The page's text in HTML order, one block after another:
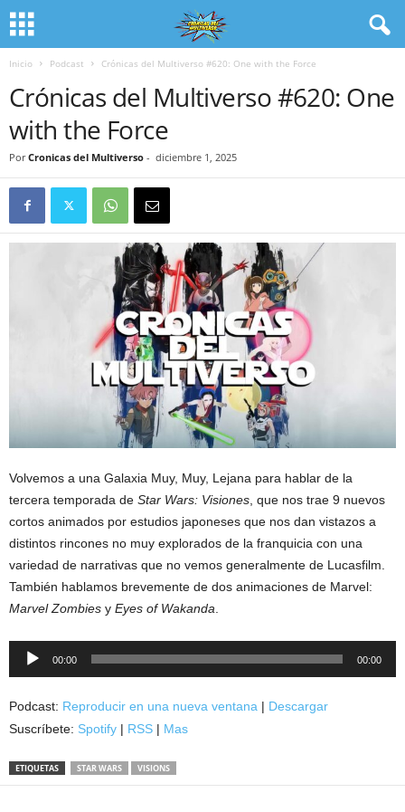
Inicio Podcast Crónicas del Multiverso #620: One with the Force
Crónicas del Multiverso #620: One
with the Force
Por Cronicas del Multiverso - diciembre 1, 2025
Volvemos a una Galaxia Muy, Muy, Lejana para hablar de la
tercera temporada de Star Wars: Visiones , que nos trae 9 nuevos
cortos animados por estudios japoneses que nos dan vistazos a
distintos rincones no muy explorados de la franquicia con una
variedad de narrativas que no vemos generalmente de Lucasfilm.
También hablamos brevemente de dos animaciones de Marvel:
Marvel Zombies y Eyes of Wakanda
Reproductor
00:00 00:00
Podcast: Reproducir en una nueva ventana | Descargar
Suscríbete: Spotify | RSS | Mas
ETIQUETAS STAR WARS VISIONS